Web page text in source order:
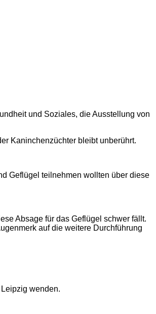
und Soziales, die Ausstellung von
Kaninchenzüchter bleibt unberührt.
Geflügel teilnehmen wollten über diese
Absage für das Geflügel schwer fällt.
auf die weitere Durchführung
wenden.